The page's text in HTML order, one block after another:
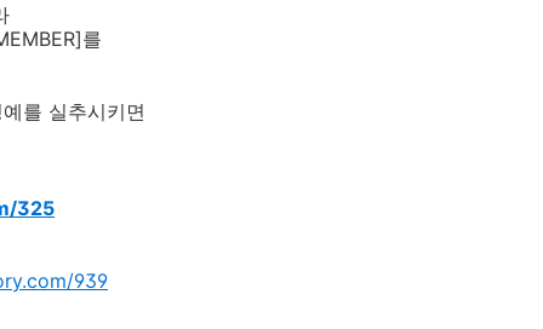
를
를 실추시키면
325
939